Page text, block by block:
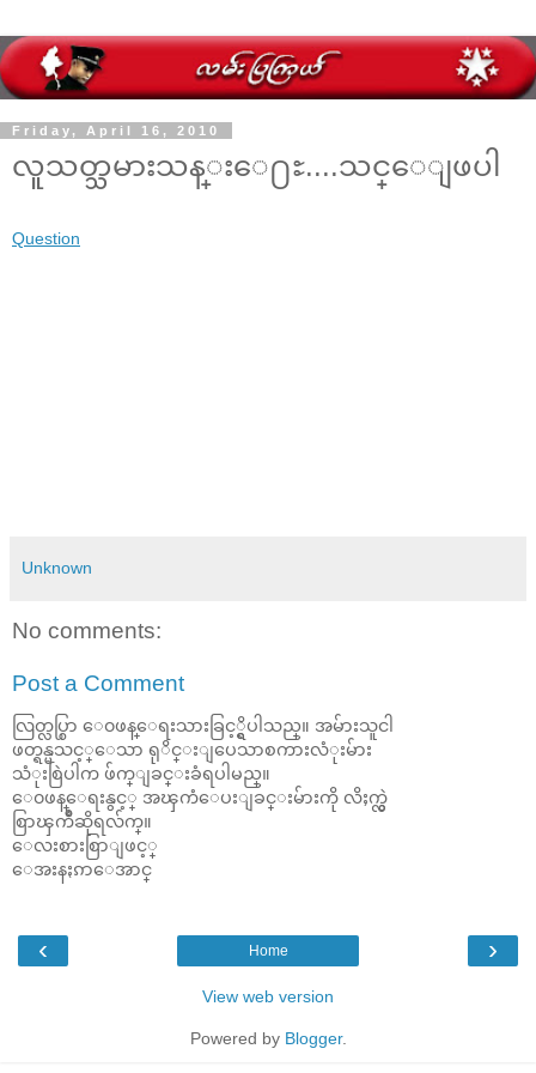
Friday, April 16, 2010
လူသတ္သမားသန္းေ႐ႊ....သင္ေျဖပါ
Question
Unknown
No comments:
Post a Comment
လြတ္လပ္စြာ ေ၀ဖန္ေရးသားခြင့္ရွိပါသည္။ အမ်ားသူငါ
ဖတ္ရန္မသင့္ေသာ ရုိင္းျပေသာစကားလံုးမ်ား
သံုးစြဲပါက ဖ်က္ျခင္းခံရပါမည္။
ေ၀ဖန္ေရးနွင့္ အၾကံေပးျခင္းမ်ားကို လိႈက္လွဲ
စြာၾကိဳဆိုရလ်က္။
ေလးစားစြာျဖင့္
ေအးနႏၵာေအာင္
‹ ›
Home
View web version
Powered by Blogger.